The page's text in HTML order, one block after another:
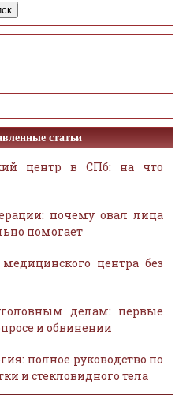
статьи
центр в СПб: на что
почему овал лица
помогает
центра без
делам: первые
и обвинении
полное руководство по
и стекловидного тела